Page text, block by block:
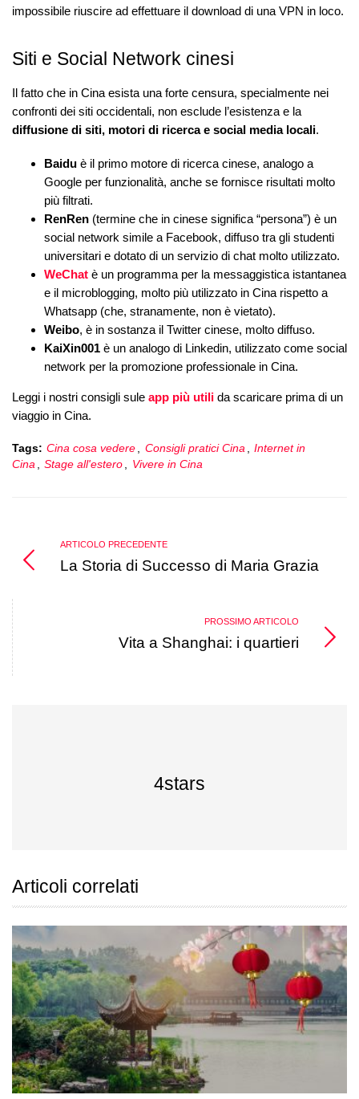
impossibile riuscire ad effettuare il download di una VPN in loco.
Siti e Social Network cinesi
Il fatto che in Cina esista una forte censura, specialmente nei
confronti dei siti occidentali, non esclude l’esistenza e la
diffusione di siti, motori di ricerca e social media locali.
Baidu è il primo motore di ricerca cinese, analogo a
Google per funzionalità, anche se fornisce risultati molto
più filtrati.
RenRen (termine che in cinese significa “persona”) è un
social network simile a Facebook, diffuso tra gli studenti
universitari e dotato di un servizio di chat molto utilizzato.
WeChat è un programma per la messaggistica istantanea
e il microblogging, molto più utilizzato in Cina rispetto a
Whatsapp (che, stranamente, non è vietato).
Weibo, è in sostanza il Twitter cinese, molto diffuso.
KaiXin001 è un analogo di Linkedin, utilizzato come social
network per la promozione professionale in Cina.
Leggi i nostri consigli sule app più utili da scaricare prima di un
viaggio in Cina.
Tags: Cina cosa vedere Consigli pratici Cina
Internet in
Cina
Stage all'estero Vivere in Cina
ARTICOLO PRECEDENTE
La Storia di Successo di Maria Grazia
PROSSIMO ARTICOLO
Vita a Shanghai: i quartieri
4stars
Articoli correlati